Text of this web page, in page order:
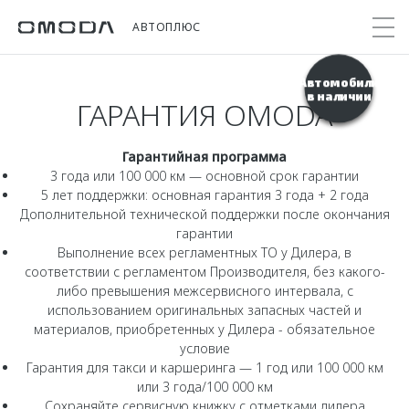
АВТОПЛЮС
Модели
от 2 299 000 ₽*
от 2 739 000 ₽*
Покупателям
Выбор и покупка
Сравнить комплектации
Записаться на тест-драйв
Cпецпредложения
Прайс-листы
Кредит и страхование
Кредитные программы
Владельцам
Сервис
Записаться на сервис
Поддержка
Помощь на дороге
Гарантия
Дополнительная техническая поддержка
Руководства по эксплуатации
Мир OMODA
О бренде
Новости
Онлайн-сервисы
Приложение O&J
Клуб владельцев OMODA
Правовая информация
ГАРАНТИЯ OMODA
Гарантийная программа
3 года или 100 000 км — основной срок гарантии
5 лет поддержки: основная гарантия 3 года + 2 года
Дополнительной технической поддержки после окончания
гарантии
Выполнение всех регламентных ТО у Дилера, в
соответствии с регламентом Производителя, без какого-
либо превышения межсервисного интервала, с
использованием оригинальных запасных частей и
материалов, приобретенных у Дилера - обязательное
условие
Гарантия для такси и каршеринга — 1 год или 100 000 км
или 3 года/100 000 км
Автомобили
в наличии